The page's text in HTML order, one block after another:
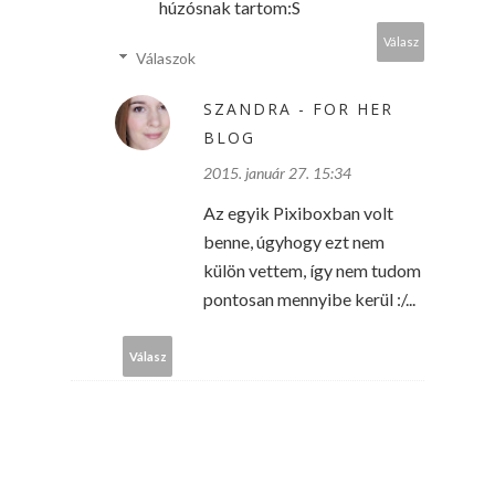
húzósnak tartom:S
Válasz
Válaszok
SZANDRA - FOR HER
BLOG
2015. január 27. 15:34
Az egyik Pixiboxban volt
benne, úgyhogy ezt nem
külön vettem, így nem tudom
pontosan mennyibe kerül :/...
Válasz